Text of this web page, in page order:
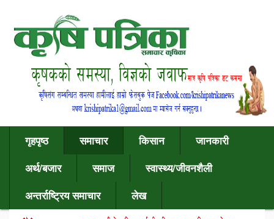
गृहपृष्ठ समाचार किसान
जानकारी
अर्थ/बजार
समाज
स्वास्थ्य/जीवनशैली
अन्तर्राष्ट्रिय समाचार
लेख